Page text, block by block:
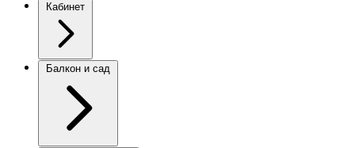
Кабинет
Балкон и сад